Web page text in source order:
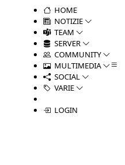
HOME
NOTIZIE
TEAM
SERVER
COMMUNITY
MULTIMEDIA
SOCIAL
VARIE
LOGIN